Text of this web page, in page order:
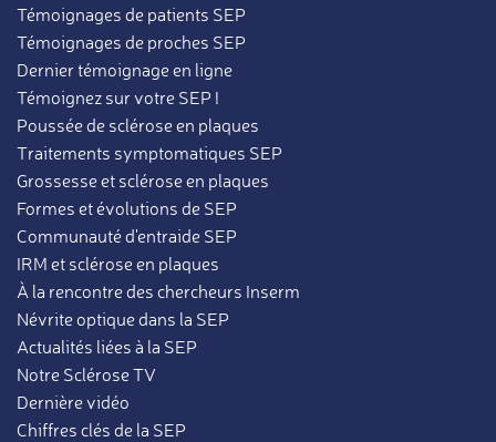
Témoignages de patients SEP
Témoignages de proches SEP
Dernier témoignage en ligne
Témoignez sur votre SEP !
Poussée de sclérose en plaques
Traitements symptomatiques SEP
Grossesse et sclérose en plaques
Formes et évolutions de SEP
Communauté d'entraide SEP
IRM et sclérose en plaques
À la rencontre des chercheurs Inserm
Névrite optique dans la SEP
Actualités liées à la SEP
Notre Sclérose TV
Dernière vidéo
Chiffres clés de la SEP